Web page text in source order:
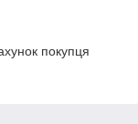
покупця